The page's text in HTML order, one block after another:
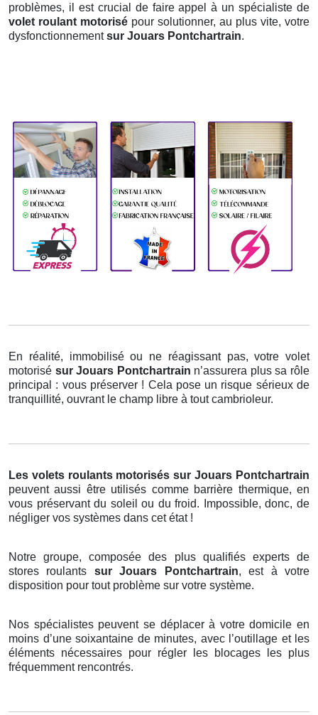
problèmes, il est crucial de faire appel à un spécialiste de
volet roulant motorisé pour solutionner, au plus vite, votre
dysfonctionnementsur Jouars Pontchartrain.
En réalité, immobilisé ou ne réagissant pas, votre volet
motorisé sur Jouars Pontchartrain n’assurera plus sa rôle
principal : vous préserver ! Cela pose un risque sérieux de
tranquillité, ouvrant le champ libre à tout cambrioleur.
Les volets roulants motorisés sur Jouars Pontchartrain
peuvent aussi être utilisés comme barrière thermique, en
vous préservant du soleil ou du froid. Impossible, donc, de
négliger vos systèmes dans cet état !
Notre groupe, composée des plus qualifiés experts de
stores roulants sur Jouars Pontchartrain, est à votre
disposition pour tout problème sur votre système.
Nos spécialistes peuvent se déplacer à votre domicile en
moins d’une soixantaine de minutes, avec l’outillage et les
éléments nécessaires pour régler les blocages les plus
fréquemment rencontrés.